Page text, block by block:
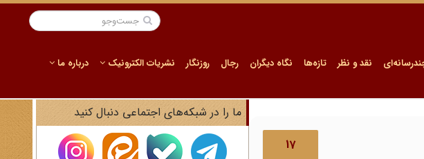
نقد و نظر تازه‌ها نگاه دیگران رجال روزنگار نشریات الکترونیک درباره ما
17
ما را در شبکه‌های اجتماعی دنبال کنید